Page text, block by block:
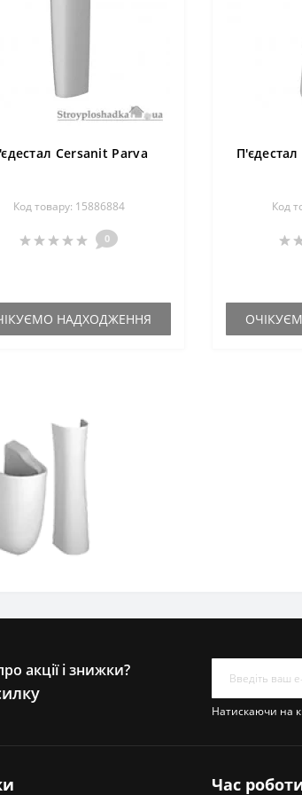
Cersanit Parva
Код товару: 15886884
0
НАДХОДЖЕННЯ
Код
акції і знижки?
Натискаючи на
Час